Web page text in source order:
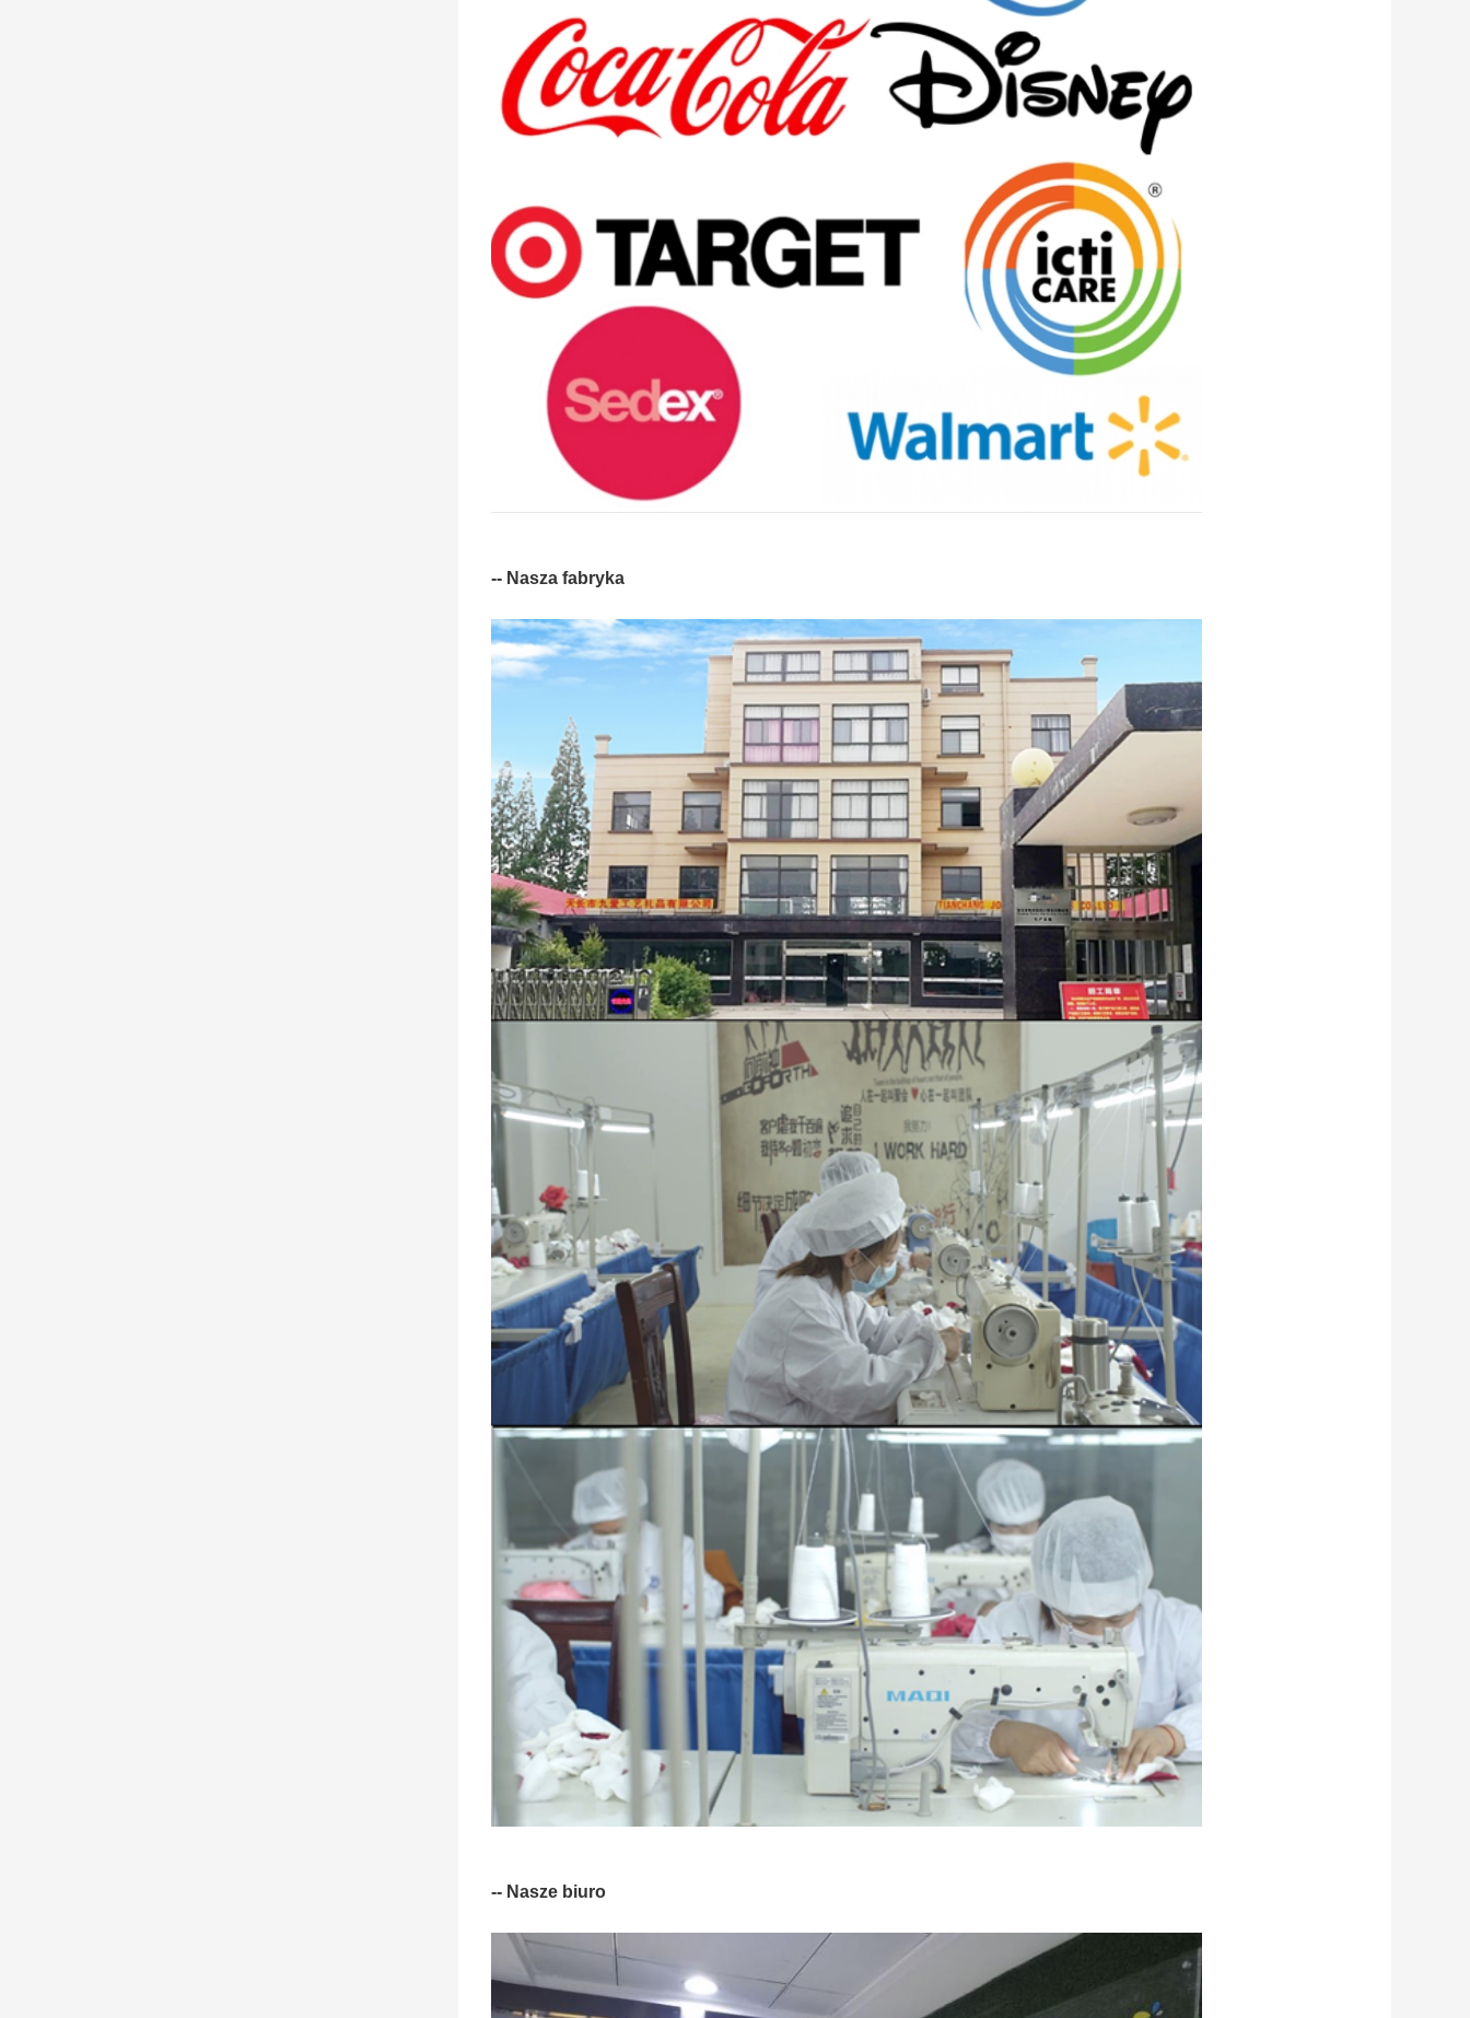
-- Nasza fabryka
-- Nasze biuro